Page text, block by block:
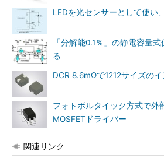
LEDを光センサーとして使い
「分解能0.1％」の静電容量
る
DCR 8.6mΩで1212サイズの
フォトボルタイック方式で
MOSFETドライバー
関連リンク